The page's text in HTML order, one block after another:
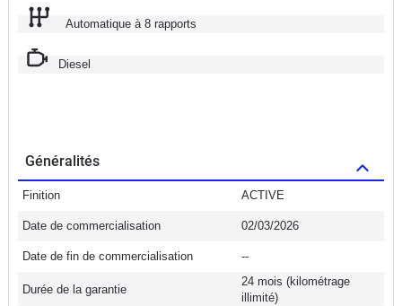
Automatique à 8 rapports
Diesel
Généralités
Finition ACTIVE
Date de commercialisation 02/03/2026
Date de fin de commercialisation --
Durée de la garantie
24 mois (kilométrage
illimité)